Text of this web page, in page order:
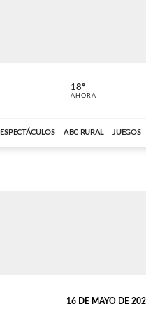
ABC CARDINAL
18º
AHORA
ESPECTÁCULOS ABC RURAL JUEGOS
16 DE MAYO DE